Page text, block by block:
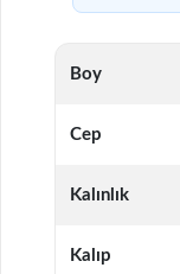
Boy
Cep
Kalınlık
Kalıp